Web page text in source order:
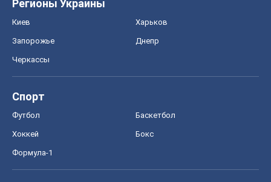
Регионы Украины
Киев Харьков
Запорожье Днепр
Черкассы
Спорт
Футбол Баскетбол
Хоккей Бокс
Формула-1